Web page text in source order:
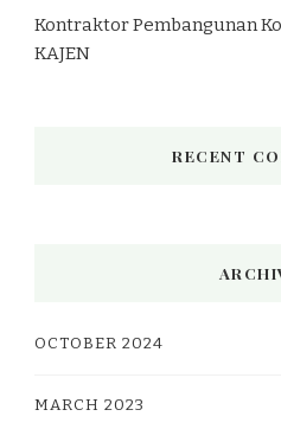
Kontraktor Pembangunan
KAJEN
RECENT
OCTOBER 2024
MARCH 2023